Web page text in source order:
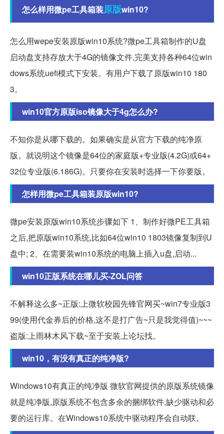
怎么样用微pe工具箱装原版win10?
怎么用wepe安装原版win10系统?微pe工具箱制作的U盘
启动盘支持存放大于4G的镜像文件,完美支持各种64位win
dows系统uefi模式下安装。有用户下载了原版win10 180
3。
win10官方原版iso镜像大于4g怎么办?
不知你是从哪下载的。如果确实是从官方下载的纯净原
版。就说明这个镜像是64位的家庭版+专业版(4.2G)或64+
32位专业版(6.186G)。只要你在安装时选择一下你要版。
怎样用微pe工具箱装原版win10?
微pe安装原版win10系统步骤如下 1、制作好微PE工具箱
之后,把原版win10系统,比如64位win10 1803镜像复制到U
盘中; 2、在需要装win10系统的电脑上插入u盘,启动...
win10正版系统在哪儿买-ZOL问答
不解释这么多~正版:上微软校园先锋官网买~win7专业版3
99(使用代金券后的价格,这不是打广告~只是我觉得值)~~~
盗版:上雨林木风下载~至于安装上论坛找。
win10，有没有真正的纯净版?
Windows10有真正的纯净版 微软官网提供的原版系统镜像
就是纯净版,原版系统不包含多余的捆绑软件,缺少驱动和必
要的运行库。在Windows10系统中驱动程序会自动联。